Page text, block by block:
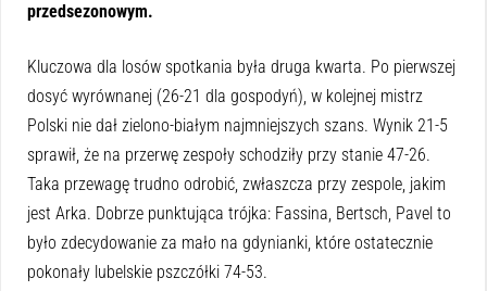
przedsezonowym.
Kluczowa dla losów spotkania była druga kwarta. Po pierwszej
dosyć wyrównanej (26-21 dla gospodyń), w kolejnej mistrz
Polski nie dał zielono-białym najmniejszych szans. Wynik 21-5
sprawił, że na przerwę zespoły schodziły przy stanie 47-26.
Taka przewagę trudno odrobić, zwłaszcza przy zespole, jakim
jest Arka. Dobrze punktująca trójka: Fassina, Bertsch, Pavel to
było zdecydowanie za mało na gdynianki, które ostatecznie
pokonały lubelskie pszczółki 74-53.